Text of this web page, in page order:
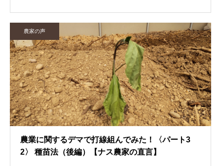
農家の声
農業に関するデマで打線組んでみた！〈パート3
2〉 種苗法（後編）【ナス農家の直言】